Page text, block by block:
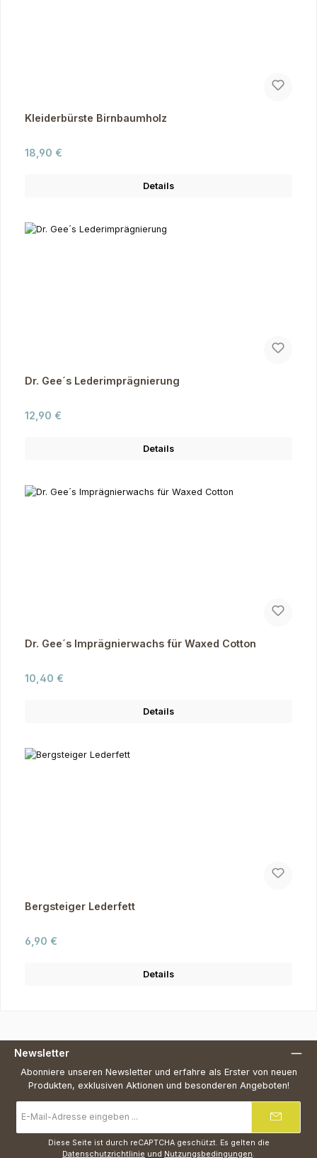
Kleiderbürste Birnbaumholz
Regulärer Preis:
18,90 €
Details
Dr. Gee´s Lederimprägnierung
Regulärer Preis:
12,90 €
Details
Dr. Gee´s Imprägnierwachs für Waxed Cotton
Regulärer Preis:
10,40 €
Details
Bergsteiger Lederfett
Regulärer Preis:
6,90 €
Details
Newsletter
Abonniere unseren Newsletter und erfahre als Erster von neuen
Produkten, exklusiven Aktionen und besonderen Angeboten!
Mail-
Adresse
Diese Seite ist durch reCAPTCHA geschützt. Es gelten die
Datenschutzrichtlinie und Nutzungsbedingungen.